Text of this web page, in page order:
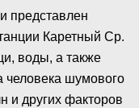
представлен
Каретный Ср.
воды, а также
человека шумового
и других факторов